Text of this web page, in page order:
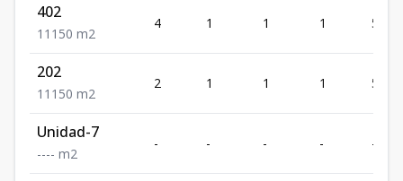
402
1 1 1 50 m2
4 1 1 1 50
202
1 1 1 50 m2
2 1 1 1 50
Unidad-7
---- m2
- - - - -